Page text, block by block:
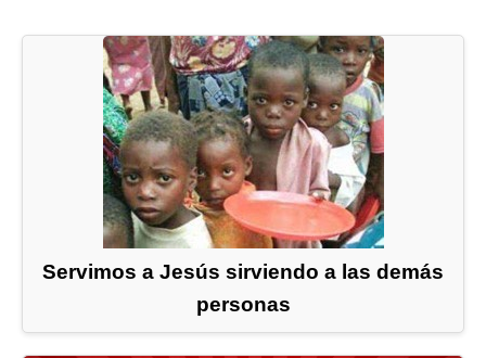
Servimos a Jesús sirviendo a las demás
personas